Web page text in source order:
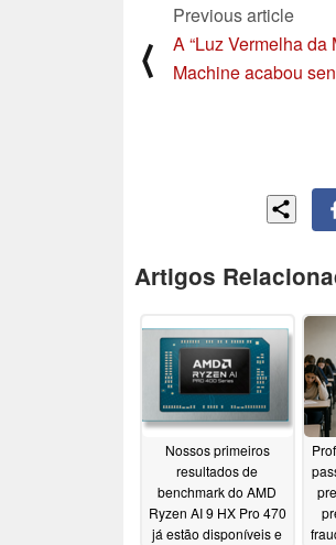
⟨
Previous article
A “Luz Vermelha da
Machine acabou
Artigos
Nossos primeiros
resultados de
benchmark do AMD
Ryzen AI 9 HX Pro 470
já estão disponíveis e